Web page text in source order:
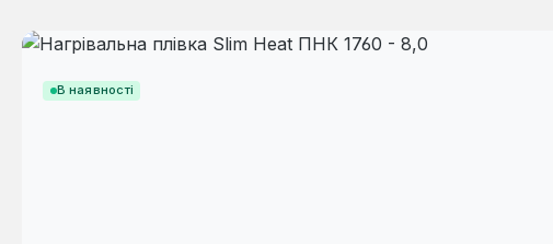
В наявності
Пропустити галерею зображень